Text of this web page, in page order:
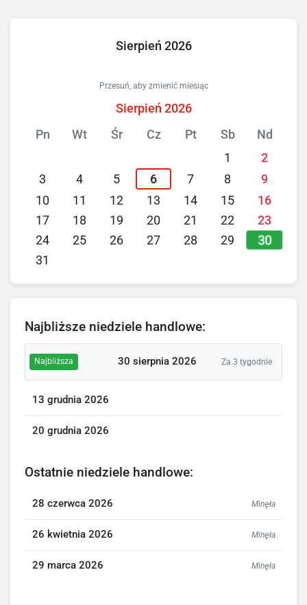
Sierpień 2026
Przesuń, aby zmienić miesiąc
Sierpień 2026
Pn
Wt Śr Cz Pt Sb
Nd
1
2
3
4 5 6 7 8
9
10
11 12 13 14 15
16
17
18 19 20 21 22
23
24
25 26 27 28 29 30
31
Najbliższe niedziele handlowe:
Najbliższa 30 sierpnia 2026 Za 3 tygodnie
13 grudnia 2026
20 grudnia 2026
Ostatnie niedziele handlowe:
28 czerwca 2026 Minęła
26 kwietnia 2026 Minęła
29 marca 2026 Minęła